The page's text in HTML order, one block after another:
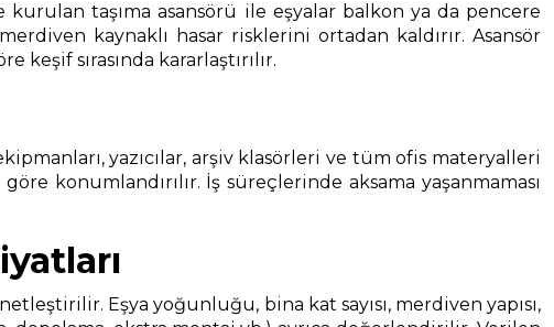
taşıma asansörü ile eşyalar balkon ya da pencere
kaynaklı hasar risklerini ortadan kaldırır. Asansör
sırasında kararlaştırılır.
yazıcılar, arşiv klasörleri ve tüm ofis materyalleri
konumlandırılır. İş süreçlerinde aksama yaşanmaması
Eşya yoğunluğu, bina kat sayısı, merdiven yapısı,